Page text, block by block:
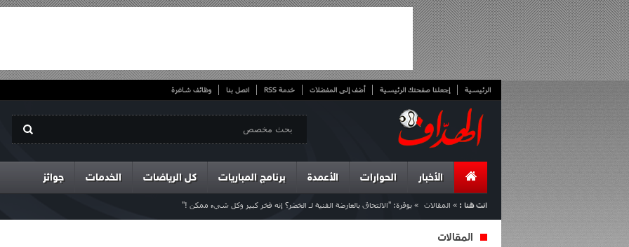
الرئيسية إجعلنا صفحتك الرئيسية أضف إلى المفضلات خدمة RSS اتصل بنا وظائف شاغرة
الأخبار الحوارات الأعمدة برنامج المباريات كل الرياضات الخدمات جوائز
انت هنا : » المقالات » بوقرة: "الالتحاق بالعارضة الفنية لـ الخضر؟ إنه فخر كبير وكل شيء ممكن !"
المقالات